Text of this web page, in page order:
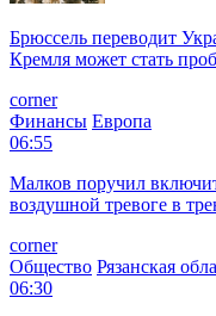
Брюссель переводит
Кремля может стать
corner
Финансы Европа
06:55
Малков поручил
воздушной тревоге в
corner
Общество Рязанская
06:30